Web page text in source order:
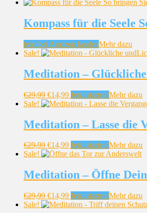
Kompass für die Seele
jetzt bei Amazon kaufenMehr dazu
Sale!
Meditation –
€29,99 €14,99 Jetzt starten!Mehr dazu
Sale!
Meditation – Lasse die
€29,99 €14,99 Jetzt starten!Mehr dazu
Sale!
Meditation – Öffne
€29,99 €14,99 Jetzt starten!Mehr dazu
Sale!